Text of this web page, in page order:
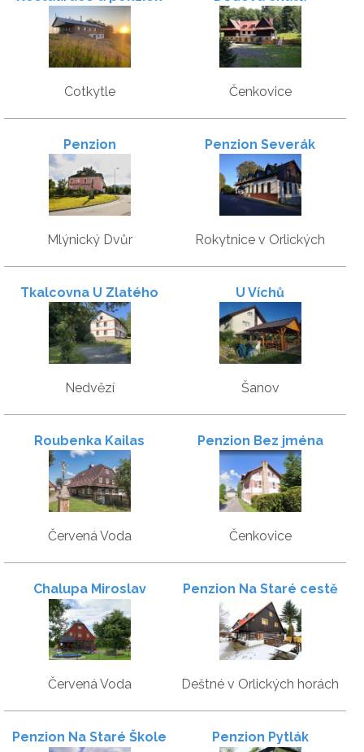
Gansberg
Cotkytle Čenkovice
Penzion
Mlýnický Dvůr
Penzion Severák
Rokytnice v Orlických
horách
Tkalcovna U Zlatého
potoka
Nedvězí
U Víchů
Šanov
Roubenka Kailas
Červená Voda
Penzion Bez jména
Čenkovice
Chalupa Miroslav
Červená Voda
Penzion Na Staré cestě
Deštné v Orlických horách
Penzion Na Staré Škole Penzion Pytlák